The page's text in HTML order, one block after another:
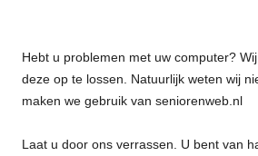
Hebt u problemen met uw computer?
deze op te lossen. Natuurlijk weten wij
maken we gebruik van seniorenweb.nl
Laat u door ons verrassen. U bent van